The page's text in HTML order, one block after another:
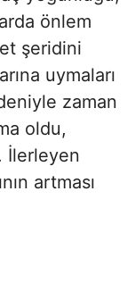
önlem
şeridini
uymaları
zaman
oldu,
İlerleyen
artması